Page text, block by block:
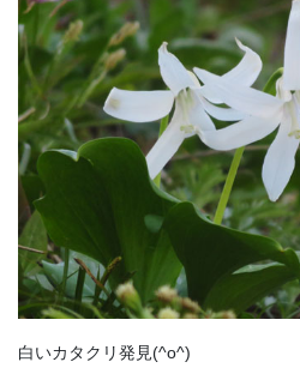
白いカタクリ発見(^o^)